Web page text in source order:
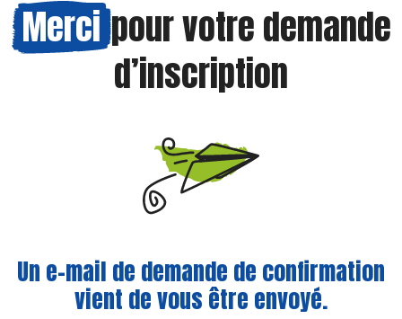
Merci pour votre demande
d’inscription
Un e-mail de demande de confirmation
vient de vous être envoyé.